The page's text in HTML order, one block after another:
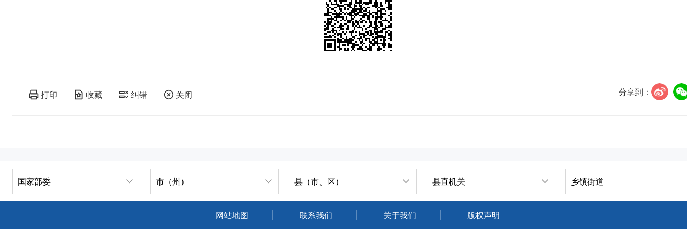
打印 收藏 纠错 关闭 分享到：
国家部委 市（州） 县（市、区） 县直机关 乡镇街道
网站地图 联系我们 关于我们 版权声明